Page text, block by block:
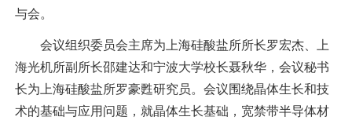
与会。
会议组织委员会主席为上海硅酸盐所所长罗宏杰、上
海光机所副所长邵建达和宁波大学校长聂秋华，会议秘书
长为上海硅酸盐所罗豪甦研究员。会议围绕晶体生长和技
术的基础与应用问题，就晶体生长基础，宽禁带半导体材